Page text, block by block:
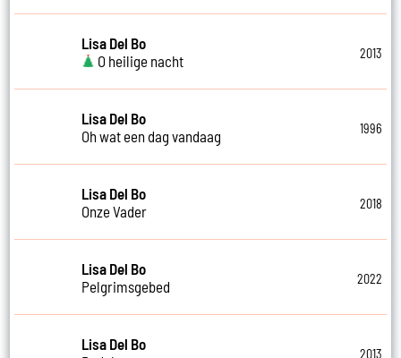
Lisa Del Bo
O heilige nacht
2013
Lisa Del Bo
Oh wat een dag vandaag
1996
Lisa Del Bo
Onze Vader
2018
Lisa Del Bo
Pelgrimsgebed
2022
Lisa Del Bo
2013